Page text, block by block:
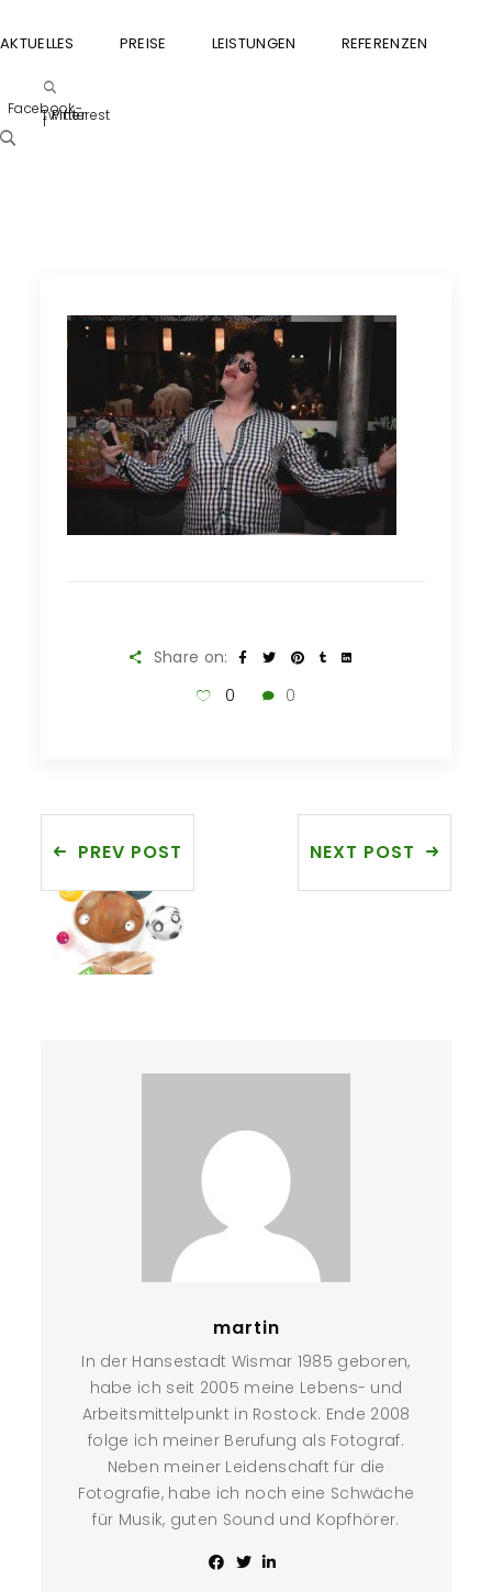
AKTUELLES PREISE LEISTUNGEN REFERENZEN
Facebook-
f
Twitter
Pinterest
Share on:
0
0
PREV POST NEXT POST
martin
In der Hansestadt Wismar 1985 geboren,
habe ich seit 2005 meine Lebens- und
Arbeitsmittelpunkt in Rostock. Ende 2008
folge ich meiner Berufung als Fotograf.
Neben meiner Leidenschaft für die
Fotografie, habe ich noch eine Schwäche
für Musik, guten Sound und Kopfhörer.